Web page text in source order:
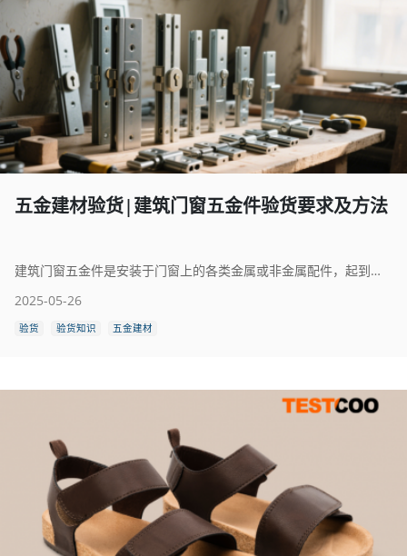
五金建材验货|建筑门窗五金件验货要求及方法
建筑门窗五金件是安装于门窗上的各类金属或非金属配件，起到连接、启闭、支撑、密封和安全防护等重要作用。常见的门窗五金件包括合页、执手、滑轮、铰链、插销、锁具、闭门器、多点锁系统及密封条等，广泛应用于住宅、商业楼宇、工业厂房等各类建筑中。
2025-05-26
验货 验货知识 五金建材